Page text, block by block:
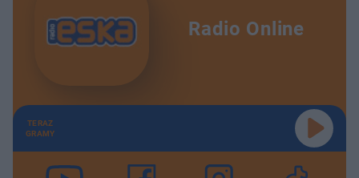
Radio Online
TERAZ
GRAMY